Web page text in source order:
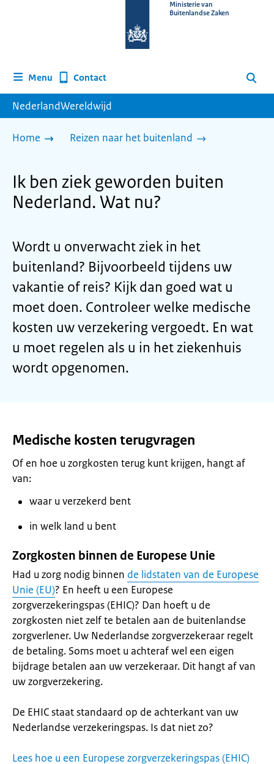
homepage
Ministerie van
Buitenlandse Zaken
Menu Contact Zoeken
NederlandWereldwijd
Home Reizen naar het buitenland
Ik ben ziek geworden buiten
Nederland. Wat nu?
Wordt u onverwacht ziek in het
buitenland? Bijvoorbeeld tijdens uw
vakantie of reis? Kijk dan goed wat u
moet doen. Controleer welke medische
kosten uw verzekering vergoedt. En wat
u moet regelen als u in het ziekenhuis
wordt opgenomen.
Medische kosten terugvragen
Of en hoe u zorgkosten terug kunt krijgen, hangt af
van:
waar u verzekerd bent
in welk land u bent
Zorgkosten binnen de Europese Unie
Had u zorg nodig binnen de lidstaten van de Europese
Unie (EU)? En heeft u een Europese
zorgverzekeringspas (EHIC)? Dan hoeft u de
zorgkosten niet zelf te betalen aan de buitenlandse
zorgverlener. Uw Nederlandse zorgverzekeraar regelt
de betaling. Soms moet u achteraf wel een eigen
bijdrage betalen aan uw verzekeraar. Dit hangt af van
uw zorgverzekering.
De EHIC staat standaard op de achterkant van uw
Nederlandse verzekeringspas. Is dat niet zo?
Lees hoe u een Europese zorgverzekeringspas (EHIC)